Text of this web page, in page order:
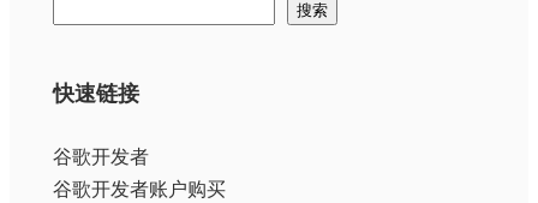
搜索
快速链接
谷歌开发者
谷歌开发者账户购买